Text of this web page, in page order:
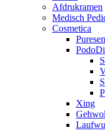
Afdrukramen
Medisch
Cosmetica
Xing
Gehwol